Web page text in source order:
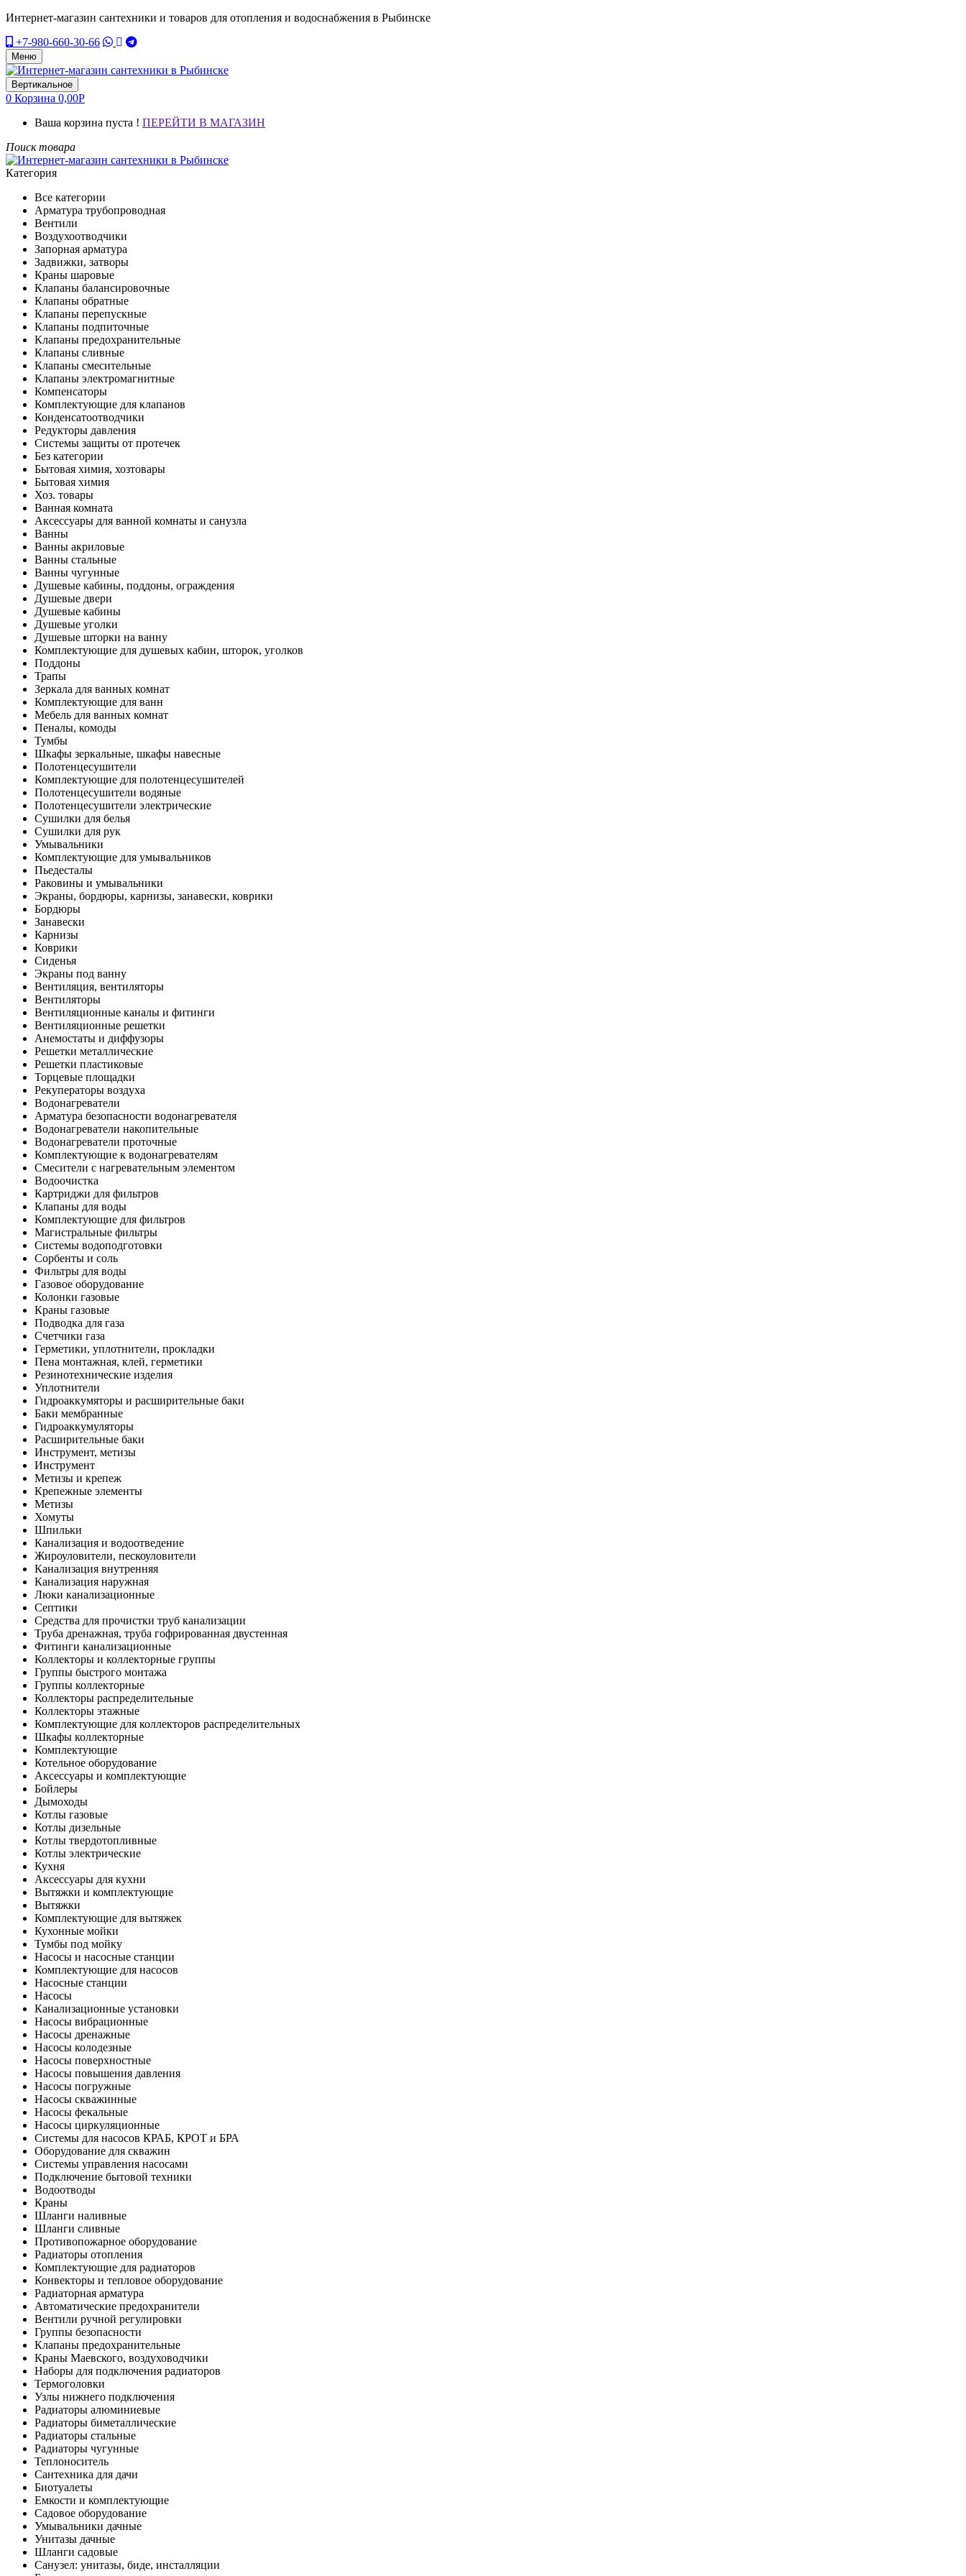
Интернет-магазин сантехники и товаров для отопления и водоснабжения в Рыбинске
+7-980-660-30-66
Меню
Вертикальное
0 Корзина 0,00Р
Ваша корзина пуста ! ПЕРЕЙТИ В МАГАЗИН
Поиск товара
Категория
Все категории
Арматура трубопроводная
Вентили
Воздухоотводчики
Запорная арматура
Задвижки, затворы
Краны шаровые
Клапаны балансировочные
Клапаны обратные
Клапаны перепускные
Клапаны подпиточные
Клапаны предохранительные
Клапаны сливные
Клапаны смесительные
Клапаны электромагнитные
Компенсаторы
Комплектующие для клапанов
Конденсатоотводчики
Редукторы давления
Системы защиты от протечек
Без категории
Бытовая химия, хозтовары
Бытовая химия
Хоз. товары
Ванная комната
Аксессуары для ванной комнаты и санузла
Ванны
Ванны акриловые
Ванны стальные
Ванны чугунные
Душевые кабины, поддоны, ограждения
Душевые двери
Душевые кабины
Душевые уголки
Душевые шторки на ванну
Комплектующие для душевых кабин, шторок, уголков
Поддоны
Трапы
Зеркала для ванных комнат
Комплектующие для ванн
Мебель для ванных комнат
Пеналы, комоды
Тумбы
Шкафы зеркальные, шкафы навесные
Полотенцесушители
Комплектующие для полотенцесушителей
Полотенцесушители водяные
Полотенцесушители электрические
Сушилки для белья
Сушилки для рук
Умывальники
Комплектующие для умывальников
Пьедесталы
Раковины и умывальники
Экраны, бордюры, карнизы, занавески, коврики
Бордюры
Занавески
Карнизы
Коврики
Сиденья
Экраны под ванну
Вентиляция, вентиляторы
Вентиляторы
Вентиляционные каналы и фитинги
Вентиляционные решетки
Анемостаты и диффузоры
Решетки металлические
Решетки пластиковые
Торцевые площадки
Рекуператоры воздуха
Водонагреватели
Арматура безопасности водонагревателя
Водонагреватели накопительные
Водонагреватели проточные
Комплектующие к водонагревателям
Смесители с нагревательным элементом
Водоочистка
Картриджи для фильтров
Клапаны для воды
Комплектующие для фильтров
Магистральные фильтры
Системы водоподготовки
Сорбенты и соль
Фильтры для воды
Газовое оборудование
Колонки газовые
Краны газовые
Подводка для газа
Счетчики газа
Герметики, уплотнители, прокладки
Пена монтажная, клей, герметики
Резинотехнические изделия
Уплотнители
Гидроаккумяторы и расширительные баки
Баки мембранные
Гидроаккумуляторы
Расширительные баки
Инструмент, метизы
Инструмент
Метизы и крепеж
Крепежные элементы
Метизы
Хомуты
Шпильки
Канализация и водоотведение
Жироуловители, пескоуловители
Канализация внутренняя
Канализация наружная
Люки канализационные
Септики
Средства для прочистки труб канализации
Труба дренажная, труба гофрированная двустенная
Фитинги канализационные
Коллекторы и коллекторные группы
Группы быстрого монтажа
Группы коллекторные
Коллекторы распределительные
Коллекторы этажные
Комплектующие для коллекторов распределительных
Шкафы коллекторные
Комплектующие
Котельное оборудование
Аксессуары и комплектующие
Бойлеры
Дымоходы
Котлы газовые
Котлы дизельные
Котлы твердотопливные
Котлы электрические
Кухня
Аксессуары для кухни
Вытяжки и комплектующие
Вытяжки
Комплектующие для вытяжек
Кухонные мойки
Тумбы под мойку
Насосы и насосные станции
Комплектующие для насосов
Насосные станции
Насосы
Канализационные установки
Насосы вибрационные
Насосы дренажные
Насосы колодезные
Насосы поверхностные
Насосы повышения давления
Насосы погружные
Насосы скважинные
Насосы фекальные
Насосы циркуляционные
Системы для насосов КРАБ, КРОТ и БРА
Оборудование для скважин
Системы управления насосами
Подключение бытовой техники
Водоотводы
Краны
Шланги наливные
Шланги сливные
Противопожарное оборудование
Радиаторы отопления
Комплектующие для радиаторов
Конвекторы и тепловое оборудование
Радиаторная арматура
Автоматические предохранители
Вентили ручной регулировки
Группы безопасности
Клапаны предохранительные
Краны Маевского, воздуховодчики
Наборы для подключения радиаторов
Термоголовки
Узлы нижнего подключения
Радиаторы алюминиевые
Радиаторы биметаллические
Радиаторы стальные
Радиаторы чугунные
Теплоноситель
Сантехника для дачи
Биотуалеты
Емкости и комплектующие
Садовое оборудование
Умывальники дачные
Унитазы дачные
Шланги садовые
Санузел: унитазы, биде, инсталляции